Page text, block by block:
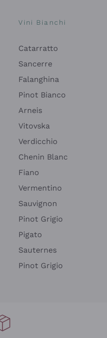
Vini Bianchi
Catarratto
Sancerre
Falanghina
Pinot Bianco
Arneis
Vitovska
Verdicchio
Chenin Blanc
Fiano
Vermentino
Sauvignon
Pinot Grigio
Pigato
Sauternes
Pinot Grigio